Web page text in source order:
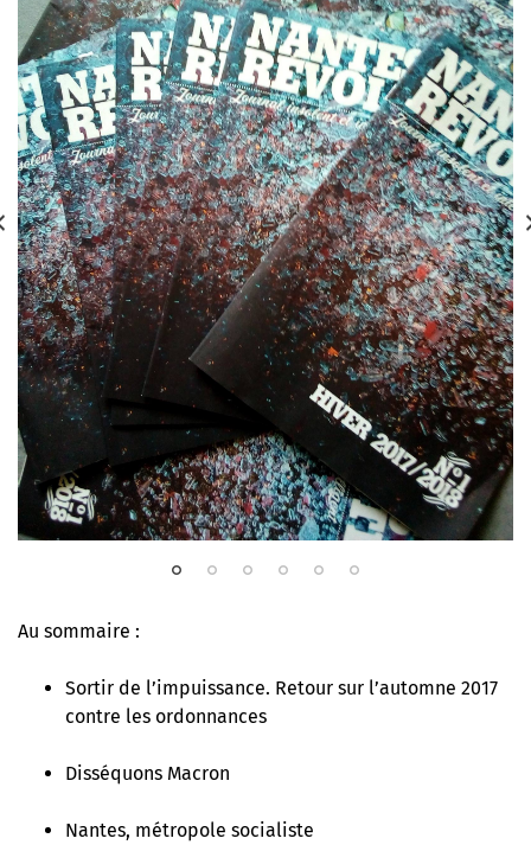
Au sommaire :
Sortir de l’impuissance. Retour sur l’automne 2017
contre les ordonnances
Disséquons Macron
Nantes, métropole socialiste